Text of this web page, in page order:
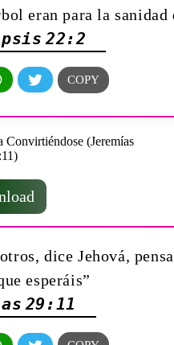
eran para la sanidad
22:2
dice Jehová,
esperáis”
29:11